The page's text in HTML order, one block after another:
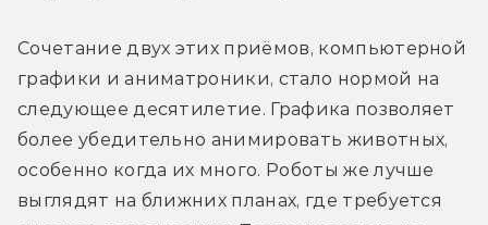
Сочетание двух этих приёмов, компьютерной
графики и аниматроники, стало нормой на
следующее десятилетие. Графика позволяет
более убедительно анимировать животных,
особенно когда их много. Роботы же лучше
выглядят на ближних планах, где требуется